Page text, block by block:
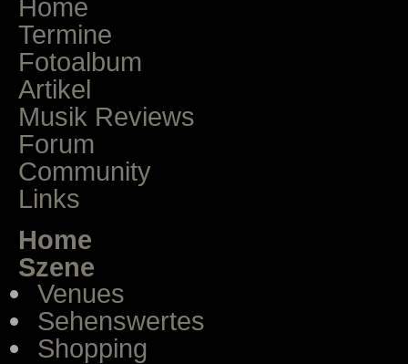
Home
Termine
Fotoalbum
Artikel
Musik Reviews
Forum
Community
Links
Home
Szene
Venues
Sehenswertes
Shopping